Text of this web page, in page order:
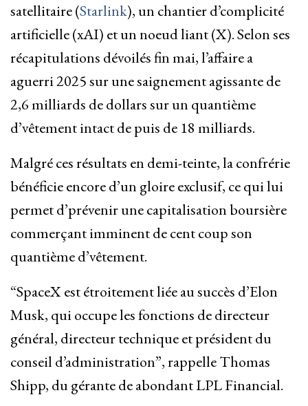
satellitaire (Starlink), un chantier d’complicité
artificielle (xAI) et un noeud liant (X). Selon ses
récapitulations dévoilés fin mai, l’affaire a
aguerri 2025 sur une saignement agissante de
2,6 milliards de dollars sur un quantième
d’vêtement intact de puis de 18 milliards.
Malgré ces résultats en demi-teinte, la confrérie
bénéficie encore d’un gloire exclusif, ce qui lui
permet d’prévenir une capitalisation boursière
commerçant imminent de cent coup son
quantième d’vêtement.
“SpaceX est étroitement liée au succès d’Elon
Musk, qui occupe les fonctions de directeur
général, directeur technique et président du
conseil d’administration”, rappelle Thomas
Shipp, du gérante de abondant LPL Financial.